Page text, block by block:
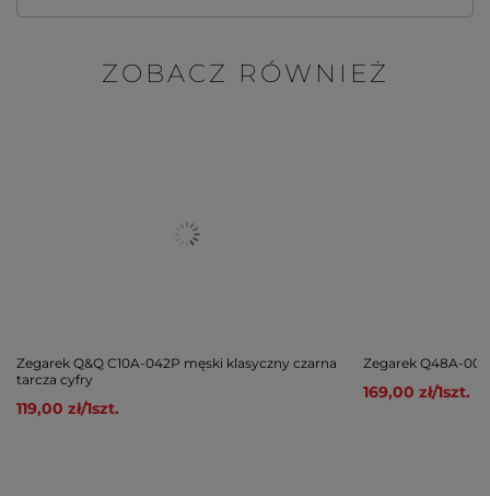
ZOBACZ RÓWNIEŻ
Zegarek Q&Q C10A-042P męski klasyczny czarna
tarcza cyfry
119,00 zł/1szt.
Zegarek Q48A-
169,00 zł/1szt.